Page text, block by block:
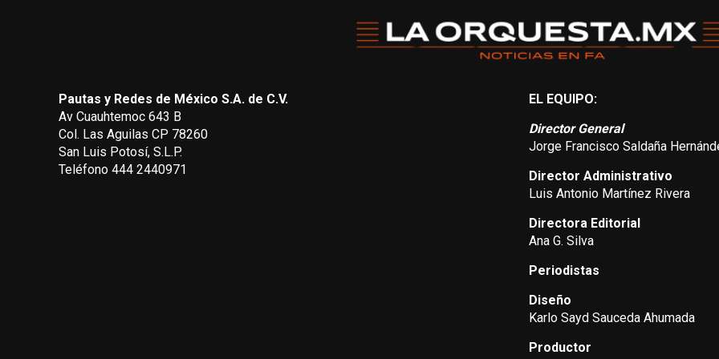
Pautas y Redes de México S.A. de C.V.
Av Cuauhtemoc 643 B
Col. Las Aguilas CP 78260
San Luis Potosí, S.L.P.
Teléfono 444 2440971
EL EQUIPO:
Director General
Jorge Francisco Saldaña
Director Administrativo
Luis Antonio Martínez Rivera
Directora Editorial
Ana G. Silva
Periodistas
Diseño
Karlo Sayd Sauceda Ahumada
Productor